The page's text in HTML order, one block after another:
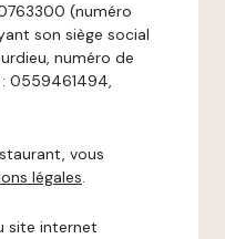
(numéro
son siège social
numéro de
: 0559461494,
vous
légales.
site internet